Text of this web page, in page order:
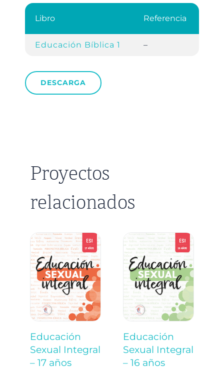
Libro Referencia
Educación Bíblica 1 –
DESCARGA
Proyectos
relacionados
Educación
Sexual Integral
– 17 años
Educación
Sexual Integral
– 16 años